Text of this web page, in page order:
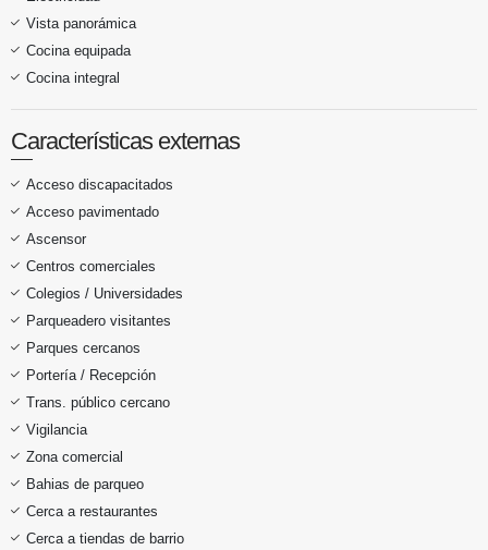
Vista panorámica
Cocina equipada
Cocina integral
Características externas
Acceso discapacitados
Acceso pavimentado
Ascensor
Centros comerciales
Colegios / Universidades
Parqueadero visitantes
Parques cercanos
Portería / Recepción
Trans. público cercano
Vigilancia
Zona comercial
Bahias de parqueo
Cerca a restaurantes
Cerca a tiendas de barrio